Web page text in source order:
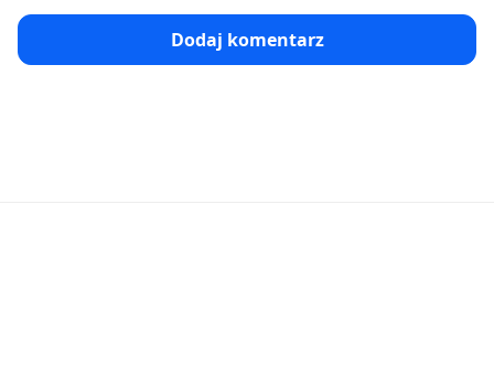
Dodaj komentarz